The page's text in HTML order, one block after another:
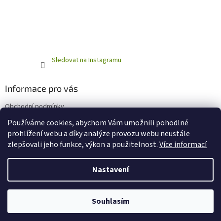
Používáme cookies, abychom Vám umožnili pohodlné
prohlížení webu a díky analýze provozu webu neustále
zlepšovali jeho funkce, výkon a použitelnost.Více informací
Nastavení
Souhlasím
Sledovat na Instagramu
Informace pro vás
Obchodní podmínky
Podmínky ochrany osobních údajů
Copyright 2026Horňácká farma - Eshop. Všechna práva
vyhrazena.